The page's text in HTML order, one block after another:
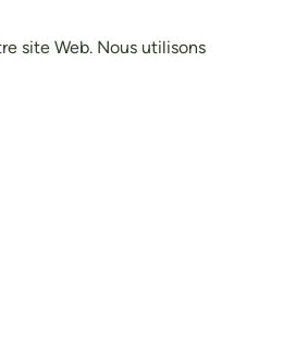
site Web. Nous utilisons